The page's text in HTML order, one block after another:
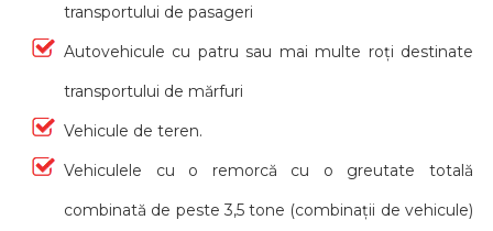
transportului de pasageri
Autovehicule cu patru sau mai multe roți destinate
transportului de mărfuri
Vehicule de teren.
Vehiculele cu o remorcă cu o greutate totală
combinată de peste 3,5 tone (combinații de vehicule)